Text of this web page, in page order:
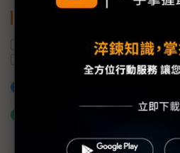
南韓 軟板
什麼是「關鍵字追蹤」